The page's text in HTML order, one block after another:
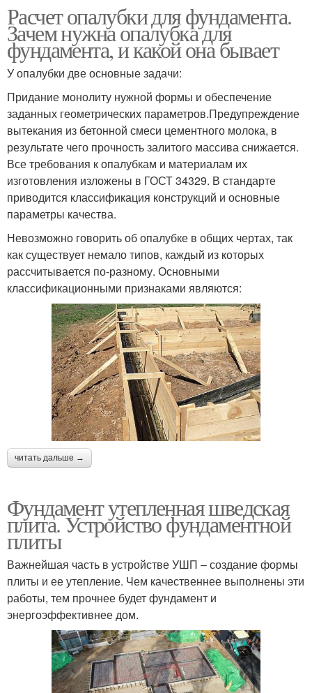
Расчет опалубки для фундамента.
Зачем нужна опалубка для
фундамента, и какой она бывает
У опалубки две основные задачи:
Придание монолиту нужной формы и обеспечение
заданных геометрических параметров.Предупреждение
вытекания из бетонной смеси цементного молока, в
результате чего прочность залитого массива снижается.
Все требования к опалубкам и материалам их
изготовления изложены в ГОСТ 34329. В стандарте
приводится классификация конструкций и основные
параметры качества.
Невозможно говорить об опалубке в общих чертах, так
как существует немало типов, каждый из которых
рассчитывается по-разному. Основными
классификационными признаками являются:
читать дальше →
Фундамент утепленная шведская
плита. Устройство фундаментной
плиты
Важнейшая часть в устройстве УШП – создание формы
плиты и ее утепление. Чем качественнее выполнены эти
работы, тем прочнее будет фундамент и
энергоэффективнее дом.